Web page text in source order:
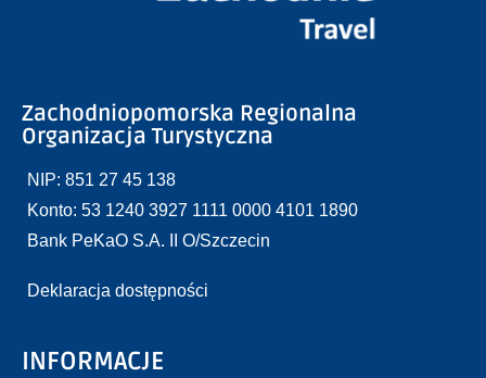
Zachodniopomorska Regionalna
Organizacja Turystyczna
NIP: 851 27 45 138
Konto: 53 1240 3927 1111 0000 4101 1890
Bank PeKaO S.A. II O/Szczecin
Deklaracja dostępności
INFORMACJE